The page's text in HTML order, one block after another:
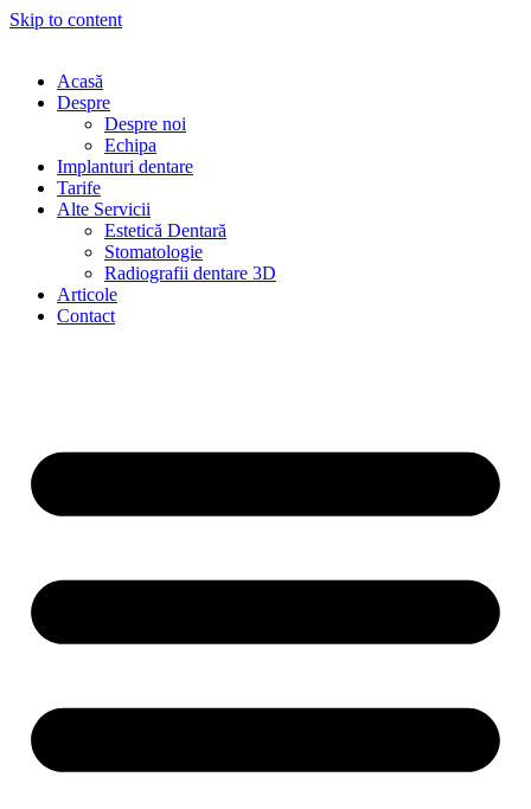
Skip to content
Acasă
Despre
Despre noi
Echipa
Implanturi dentare
Tarife
Alte Servicii
Estetică Dentară
Stomatologie
Radiografii dentare 3D
Articole
Contact